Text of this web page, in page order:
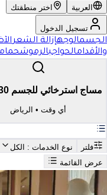
العربية اختر منطقتك
تسجيل الدخول
الجسمالوجهإزالة الشعر
والأقدامالحواجبالرموش
مساج استرخائي للجسم 30 دقيقة
أي وقت • الرياض
فلتر نوع الخدمات : الكل
عرض القائمة